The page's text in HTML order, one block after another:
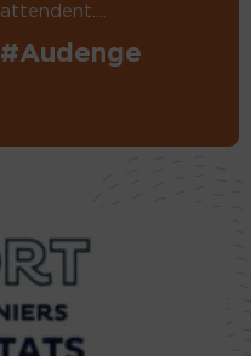
attendent....
#Audenge